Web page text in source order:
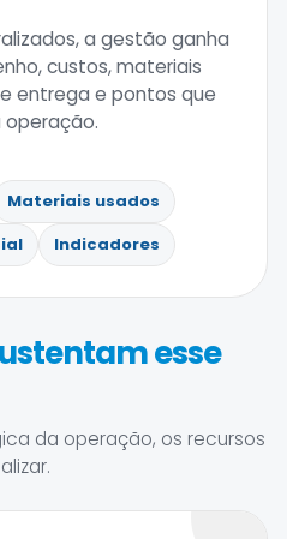
a gestão ganha
custos, materiais
entrega e pontos que
Materiais usados
Indicadores
esse
da operação, os recursos